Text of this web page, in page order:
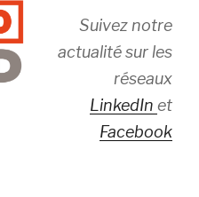
Suivez notre
actualité sur les
réseaux
LinkedIn et
Facebook